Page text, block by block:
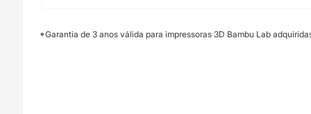
*Garantia de 3 anos válida para impressoras 3D Bambu Lab